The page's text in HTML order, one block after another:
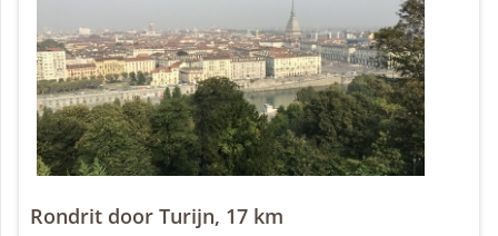
Rondrit door Turijn, 17 km